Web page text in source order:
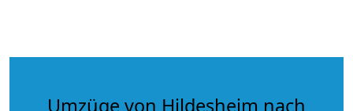
Umzüge von Hildesheim nach